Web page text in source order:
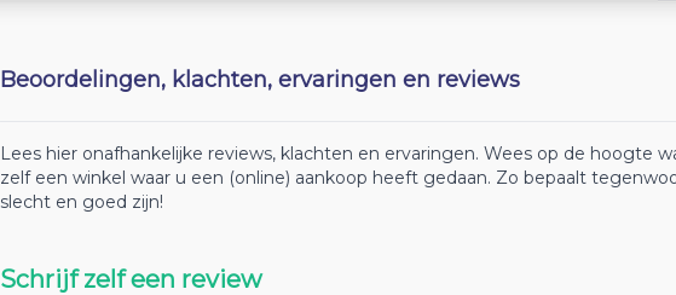
Beoordelingen, klachten, ervaringen en reviews
Lees hier onafhankelijke reviews, klachten en ervaringen. Wees op de hoogte
zelf een winkel waar u een (online) aankoop heeft gedaan. Zo bepaalt
slecht en goed zijn!
Schrijf zelf een review